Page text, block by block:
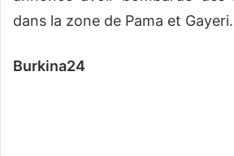
dans la zone de Pama et Gayeri.
Burkina24